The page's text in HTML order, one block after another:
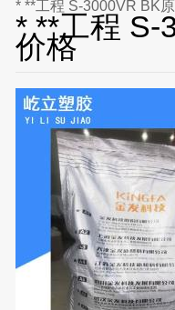
* **工程 S-3000VR BK
* **工程 S-
价格